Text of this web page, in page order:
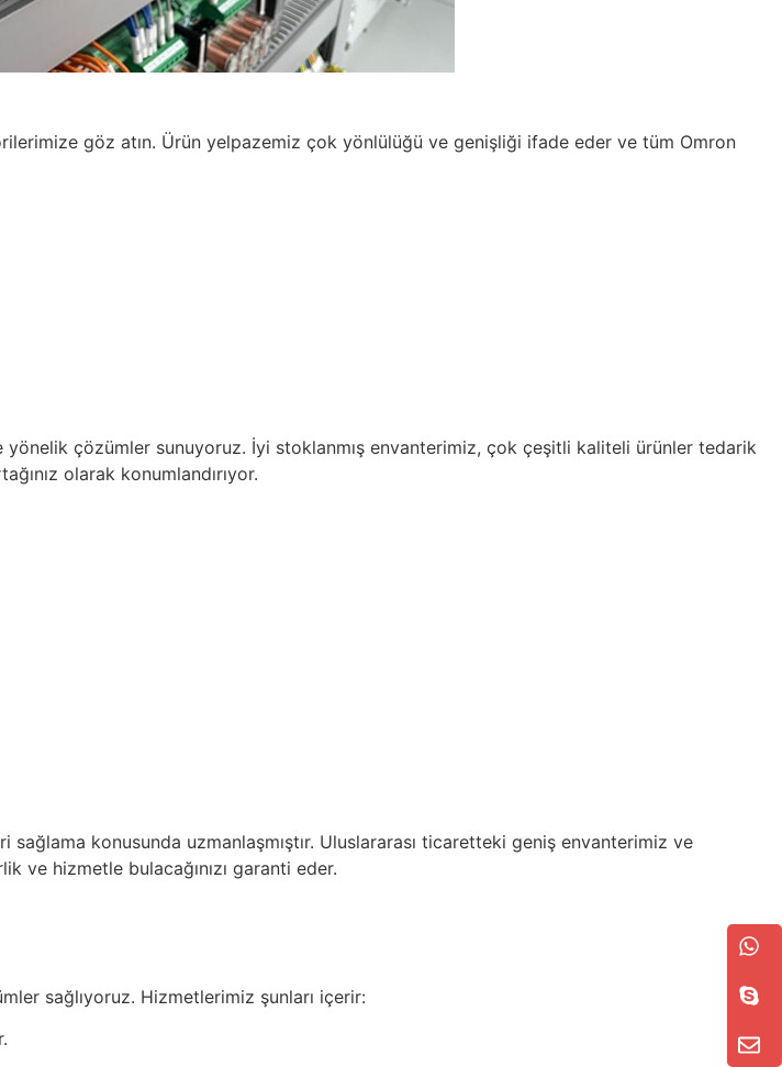
göz atın. Ürün yelpazemiz çok yönlülüğü ve genişliği ifade eder ve tüm Omron
çözümler sunuyoruz. İyi stoklanmış envanterimiz, çok çeşitli kaliteli ürünler tedarik
olarak konumlandırıyor.
konusunda uzmanlaşmıştır. Uluslararası ticaretteki geniş envanterimiz ve
ve hizmetle bulacağınızı garanti eder.
sağlıyoruz. Hizmetlerimiz şunları içerir: